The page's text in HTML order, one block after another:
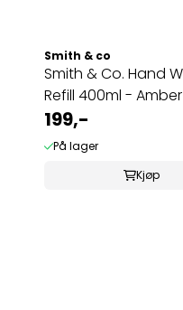
Smith & co
Smith & Co. Hand
Refill 400ml - Amber
199,-
På lager
Kjøp